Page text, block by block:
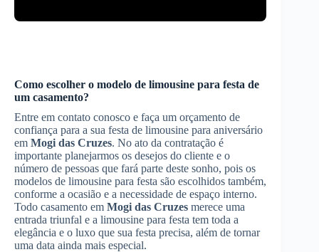
Como escolher o modelo de limousine para festa de
um casamento?
Entre em contato conosco e faça um orçamento de
confiança para a sua festa de limousine para aniversário
em Mogi das Cruzes. No ato da contratação é
importante planejarmos os desejos do cliente e o
número de pessoas que fará parte deste sonho, pois os
modelos de limousine para festa são escolhidos também,
conforme a ocasião e a necessidade de espaço interno.
Todo casamento em Mogi das Cruzes merece uma
entrada triunfal e a limousine para festa tem toda a
elegância e o luxo que sua festa precisa, além de tornar
uma data ainda mais especial.